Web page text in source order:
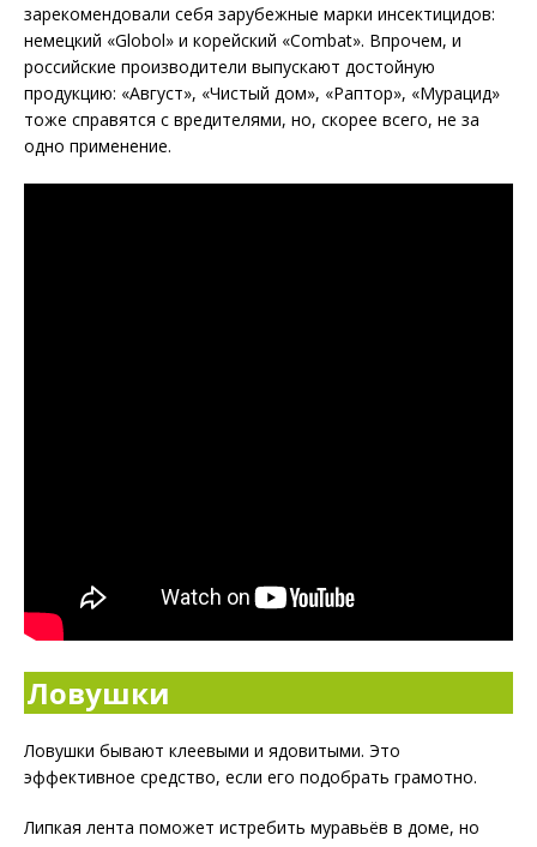
зарекомендовали себя зарубежные марки инсектицидов:
немецкий «Globol» и корейский «Combat». Впрочем, и
российские производители выпускают достойную
продукцию: «Август», «Чистый дом», «Раптор», «Мурацид»
тоже справятся с вредителями, но, скорее всего, не за
одно применение.
Ловушки
Ловушки бывают клеевыми и ядовитыми. Это
эффективное средство, если его подобрать грамотно.
Липкая лента поможет истребить муравьёв в доме, но